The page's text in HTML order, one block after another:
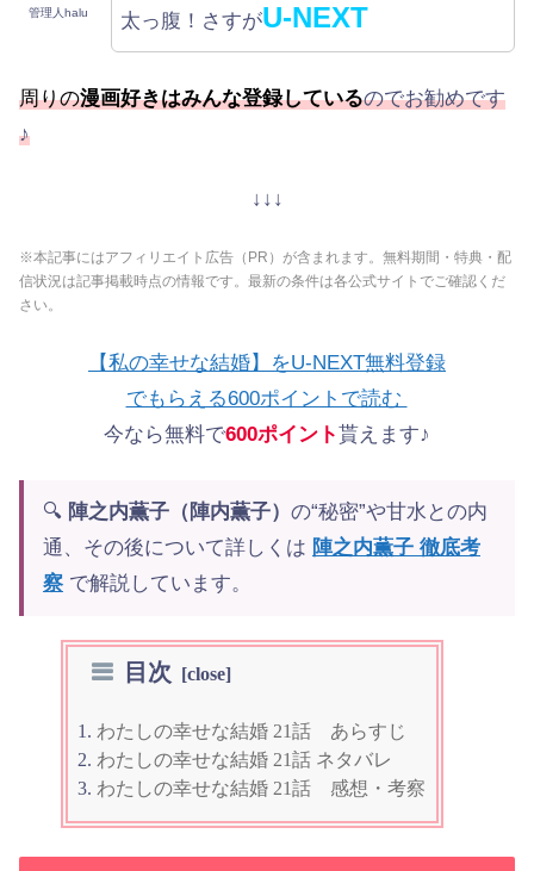
管理人halu 太っ腹！さすがU-NEXT
周りの漫画好きはみんな登録しているのでお勧めです
♪
↓↓↓
※本記事にはアフィリエイト広告（PR）が含まれます。無料期間・特典・配
信状況は記事掲載時点の情報です。最新の条件は各公式サイトでご確認くだ
さい。
【私の幸せな結婚】をU-NEXT無料登録
でもらえる600ポイントで読む
今なら無料で600ポイント貰えます♪
🔍 陣之内薫子（陣内薫子） の“秘密”や甘水との内
通、その後について詳しくは 陣之内薫子 徹底考
察 で解説しています。
目次
わたしの幸せな結婚 21話 あらすじ
わたしの幸せな結婚 21話 ネタバレ
わたしの幸せな結婚 21話 感想・考察